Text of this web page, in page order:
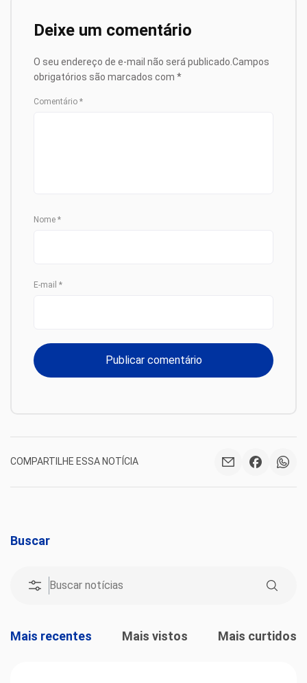
Deixe um comentário
O seu endereço de e-mail não será publicado. Campos
obrigatórios são marcados com *
Comentário *
Nome *
E-mail *
COMPARTILHE ESSA NOTÍCIA
Buscar
Mais recentes Mais vistos Mais curtidos